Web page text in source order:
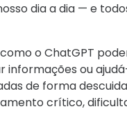
dia a dia — e
o ChatGPT
informações ou
de forma
crítico,